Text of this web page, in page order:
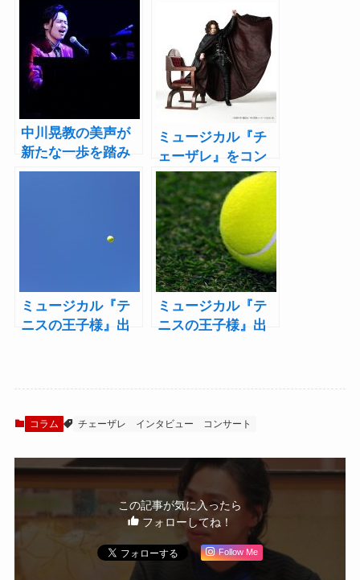
中川晃教の美声が
新たな一歩を踏み
出した明治座に響
ミュージカル『チ
ェーザレ』をコン
サートとして上
演！中川晃教コン
サート2020開催
ミュージカル『テ
ニスの王子様』出
返る
ミュージカル『テ
ニスの王子様』出
ともに振り返る
コラム チェーザレ インタビュー コンサート
この記事が気に入ったら
フォローしてね！
Follow Me